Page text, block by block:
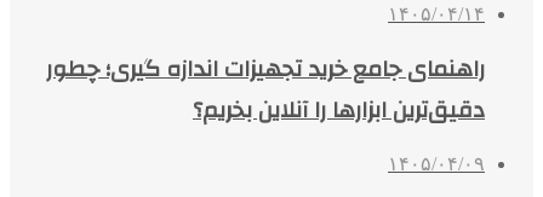
۱۴۰۵/۰۴/۱۴
راهنمای جامع خرید تجهیزات اندازه گیری؛ چطور
دقیق‌ترین ابزارها را آنلاین بخریم؟
۱۴۰۵/۰۴/۰۹